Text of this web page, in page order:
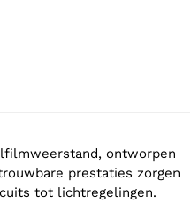
ontworpen
prestaties zorgen
tot lichtregelingen.